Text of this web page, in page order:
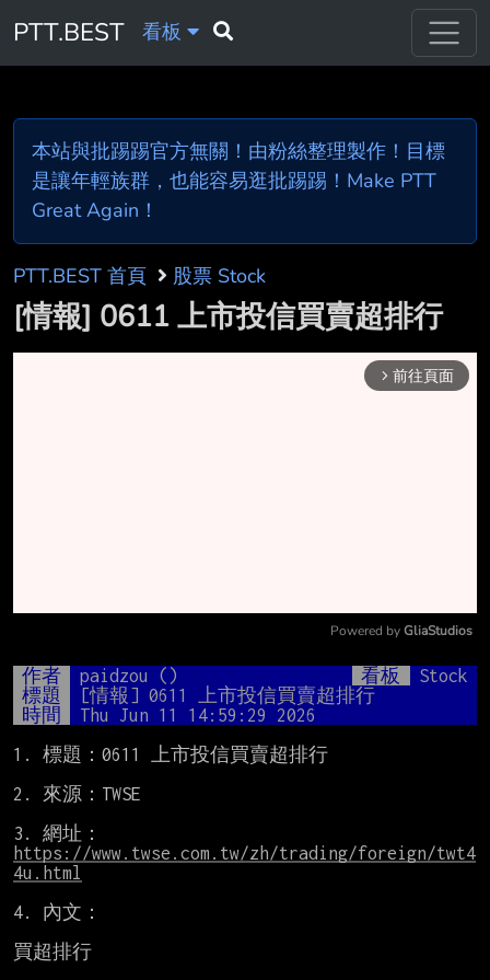
PTT.BEST 看板
本站與批踢踢官方無關！由粉絲整理製作！目標
是讓年輕族群，也能容易逛批踢踢！Make PTT
Great Again！
PTT.BEST 首頁 股票 Stock
[情報] 0611 上市投信買賣超排行
arrow_forward_ios 前往頁面
Mute
Powered by GliaStudios
作者 paidzou () 看板
Stock
標題
[情報] 0611 上市投信買賣超排行
時間
Thu Jun 11 14:59:29 2026
1. 標題：0611 上市投信買賣超排行
2. 來源：TWSE
3. 網址：
https://www.twse.com.tw/zh/trading/foreign/twt4
4u.html
4. 內文：
買超排行